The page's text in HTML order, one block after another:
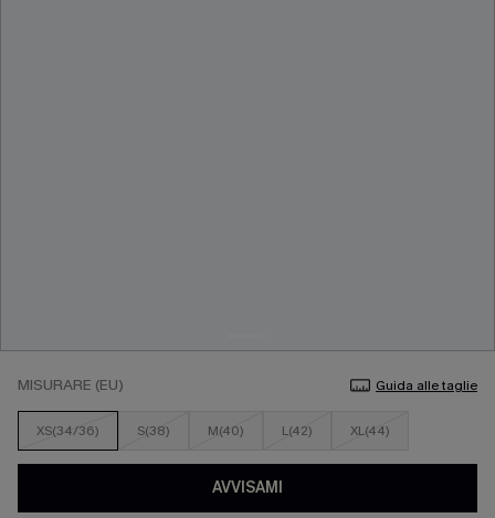
MISURARE (EU) Guida alle taglie
XS(34/36) S(38) M(40) L(42) XL(44)
AVVISAMI